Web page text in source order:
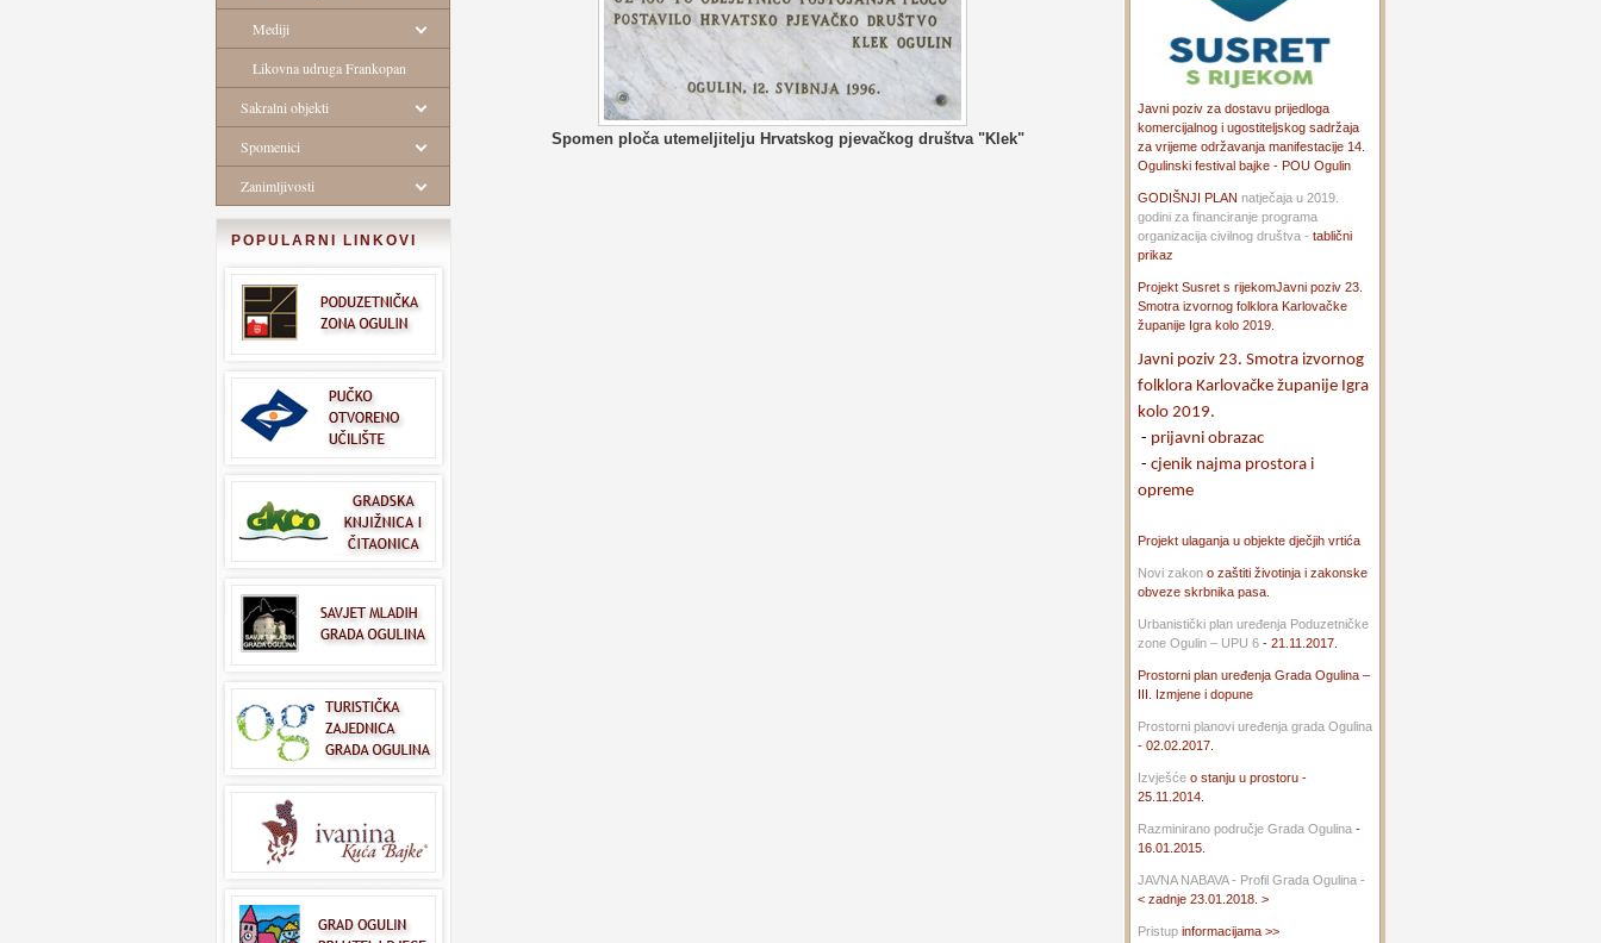
Mediji
Likovna udruga Frankopan
Sakralni objekti
Spomenici
Zanimljivosti
POPULARNI LINKOVI
Spomen ploča utemeljitelju Hrvatskog pjevačkog društva "Klek"
Javni poziv za dostavu prijedloga
komercijalnog i ugostiteljskog sadržaja
za vrijeme održavanja manifestacije 14.
Ogulinski festival bajke - POU Ogulin
GODIŠNJI PLAN natječaja u 2019.
godini za financiranje programa
organizacija civilnog društva - tablični
prikaz
Projekt Susret s rijekomJavni poziv 23.
Smotra izvornog folklora Karlovačke
županije Igra kolo 2019.
Javni poziv 23. Smotra izvornog
folklora Karlovačke županije Igra
kolo 2019.
- prijavni obrazac
- cjenik najma prostora i
opreme
Projekt ulaganja u objekte dječjih vrtića
Novi zakon o zaštiti životinja i zakonske
obveze skrbnika pasa.
Urbanistički plan uređenja Poduzetničke
zone Ogulin – UPU 6 - 21.11.2017.
Prostorni plan uređenja Grada Ogulina –
III. Izmjene i dopune
Prostorni planovi uređenja grada Ogulina
- 02.02.2017.
Izvješće o stanju u prostoru -
25.11.2014.
Razminirano područje Grada Ogulina -
16.01.2015.
JAVNA NABAVA - Profil Grada Ogulina -
< zadnje 23.01.2018. >
Pristup informacijama >>